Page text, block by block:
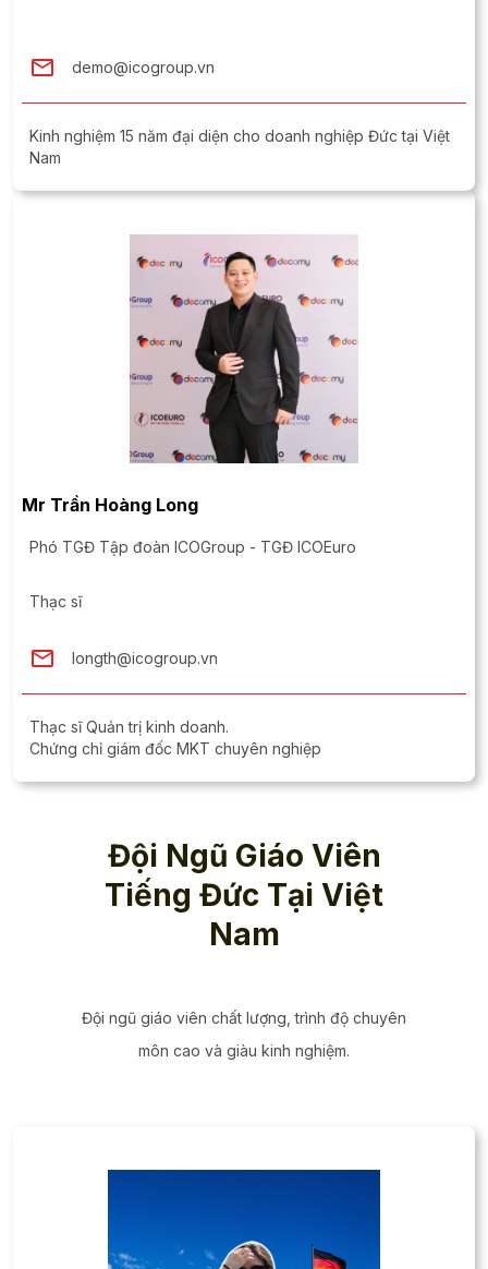
demo@icogroup.vn
Kinh nghiệm 15 năm đại diện cho doanh nghiệp Đức tại Việt
Nam
Mr Trần Hoàng Long
Phó TGĐ Tập đoàn ICOGroup - TGĐ ICOEuro
Thạc sĩ
longth@icogroup.vn
Thạc sĩ Quản trị kinh doanh​.
Chứng chỉ giám đốc MKT chuyên nghiệp
Đội Ngũ Giáo Viên
Tiếng Đức Tại Việt
Nam
Đội ngũ giáo viên chất lượng, trình độ chuyên
môn cao và giàu kinh nghiệm.